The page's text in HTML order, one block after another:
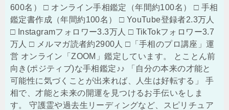
600名） □ オンライン手相鑑定（年間約100名） □ 手相
鑑定書作成（年間約100名） □ YouTube登録者2.3万人
□ Instagramフォロワー3.3万人 □ TikTokフォロワー3.7
万人 □ メルマガ読者約2900人 □「手相のプロ講座」運
営 オンライン「ZOOM」鑑定しています。 とことん前
向き(ポジティブ)な手相鑑定♪♪ 「自分の本来の才能と
可能性に気づくことが出来れば、人生は好転する」 手
相で、才能と未来の開運を見つけるお手伝いをしま
す。 守護霊や過去生リーディングなど、スピリチュア